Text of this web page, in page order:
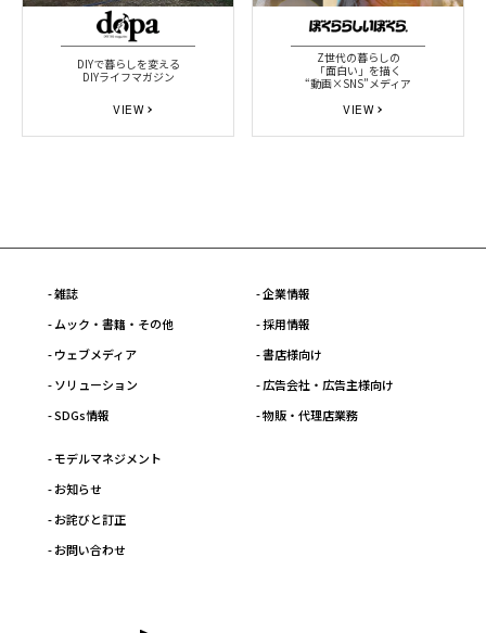
DIYで暮らしを変える
DIYライフマガジン
VIEW
Z世代の暮らしの
「面白い」を描く
“動画×SNS”メディア
VIEW
- 雑誌
- ムック・書籍・その他
- ウェブメディア
- ソリューション
- SDGs情報
- 企業情報
- 採用情報
- 書店様向け
- 広告会社・広告主様向け
- 物販・代理店業務
- モデルマネジメント
- お知らせ
- お詫びと訂正
- お問い合わせ